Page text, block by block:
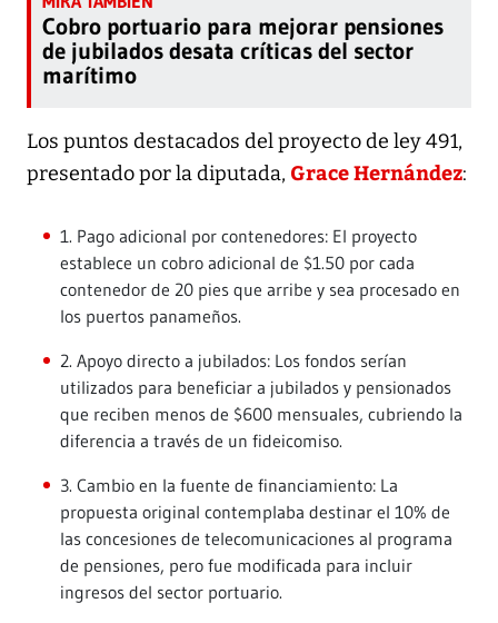
Cobro portuario para mejorar pensiones
de jubilados desata críticas del sector
marítimo
Los puntos destacados del proyecto de ley 491,
presentado por la diputada, Grace Hernández:
1. Pago adicional por contenedores: El proyecto
establece un cobro adicional de $1.50 por cada
contenedor de 20 pies que arribe y sea procesado en
los puertos panameños.
2. Apoyo directo a jubilados: Los fondos serían
utilizados para beneficiar a jubilados y pensionados
que reciben menos de $600 mensuales, cubriendo la
diferencia a través de un fideicomiso.
3. Cambio en la fuente de financiamiento: La
propuesta original contemplaba destinar el 10% de
las concesiones de telecomunicaciones al programa
de pensiones, pero fue modificada para incluir
ingresos del sector portuario.